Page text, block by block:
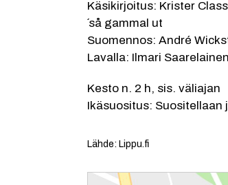
Käsikirjoitus: Krister
´så gammal ut
Suomennos: André
Lavalla: Ilmari Saarelainen
Kesto n. 2 h, sis. väliajan
Ikäsuositus: Suositellaan
Lähde: Lippu.fi